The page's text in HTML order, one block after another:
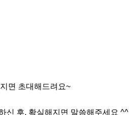
면 초대해드려요~
신 후, 확실해지면 말씀해주세요 ^^